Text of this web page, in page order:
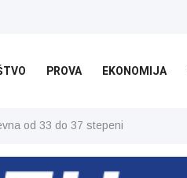
PROVA EKONOMIJA
od 33 do 37 stepeni